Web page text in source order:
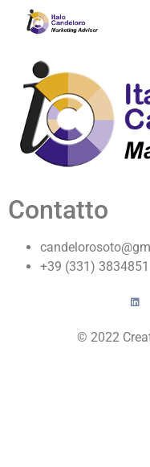
Contatto
+39 (331) 3834851
© 2022